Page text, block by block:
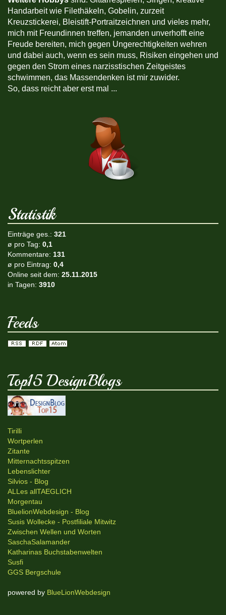
Handarbeit wie Filethäkeln, Gobelin, zurzeit
Kreuzstickerei, Bleistift-Portraitzeichnen und vieles mehr,
mich mit Freundinnen treffen, jemanden unverhofft eine
Freude bereiten, mich gegen Ungerechtigkeiten wehren
und dabei auch, wenn es sein muss, Risiken eingehen und
gegen den Strom eines narzisstischen Zeitgeistes
schwimmen, das Massendenken ist mir zuwider.
So, dass reicht aber erst mal ...
Statistik
Einträge ges.: 321
ø pro Tag: 0,1
Kommentare: 131
ø pro Eintrag: 0,4
Online seit dem: 25.11.2015
in Tagen: 3910
Feeds
Top15 DesignBlogs
Tirilli
Wortperlen
Zitante
Mitternachtsspitzen
Lebenslichter
Silvios - Blog
ALLes allTAEGLICH
Morgentau
BluelionWebdesign - Blog
Susis Wollecke - Postfiliale Mitwitz
Zwischen Wellen und Worten
SaschaSalamander
Katharinas Buchstabenwelten
Susfi
GGS Bergschule
powered by BlueLionWebdesign